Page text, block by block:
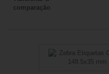
comparação